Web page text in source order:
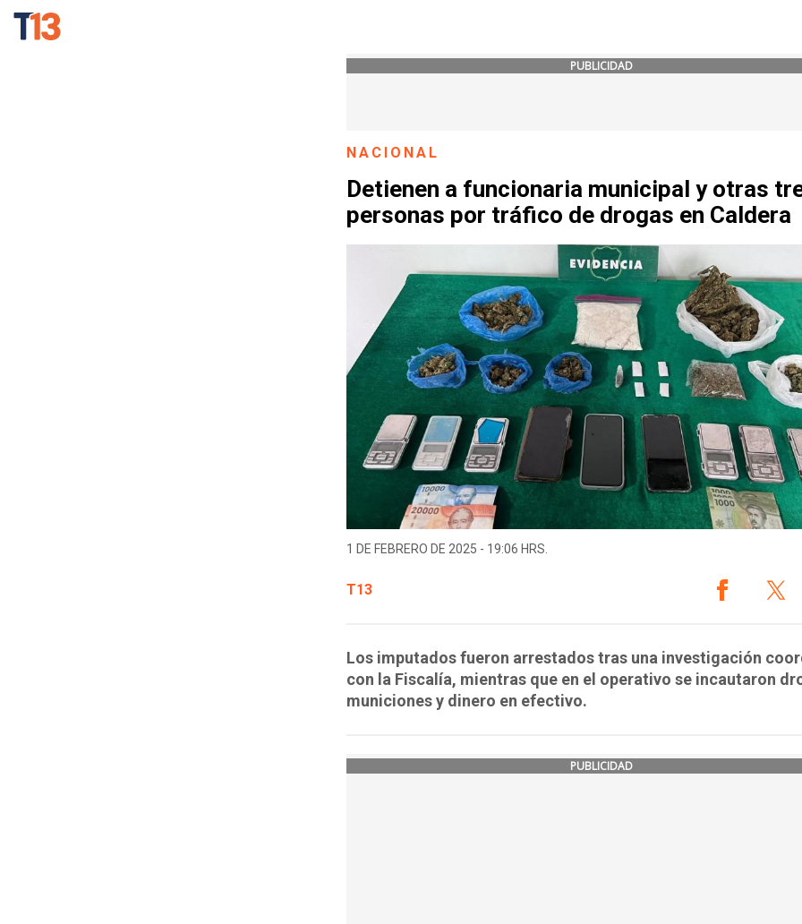
PUBLICIDAD
NACIONAL
Detienen a funcionaria municipal y otras
personas por tráfico de drogas en Caldera
1 DE FEBRERO DE 2025 - 19:06 HRS.
T13
Los imputados fueron arrestados tras una investigación
con la Fiscalía, mientras que en el operativo se incautaron
municiones y dinero en efectivo.
PUBLICIDAD